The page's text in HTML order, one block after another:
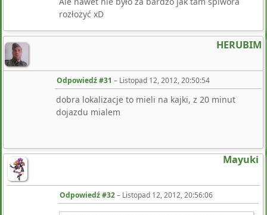
rozłożyć xD
HERUBIM
Odpowiedź #31 – Listopad 12, 2012, 20:50:54
dobra lokalizacje to mieli na kajki, z 20 minut
dojazdu mialem
Mayuki
Odpowiedź #32– Listopad 12, 2012, 20:56:06